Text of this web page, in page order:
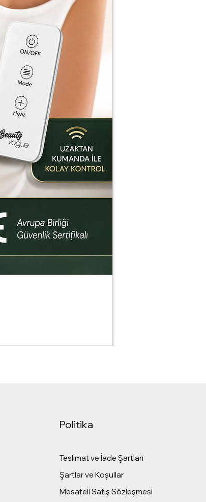
Politika
Teslimat ve İade Şartları
Şartlar ve Koşullar
Mesafeli Satış Sözleşmesi